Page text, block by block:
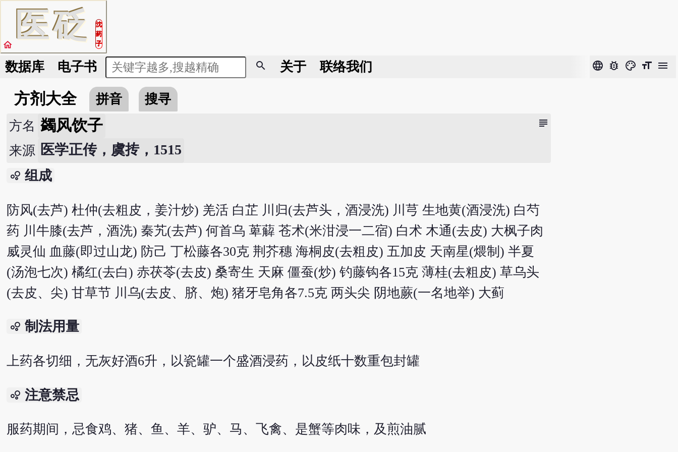
医砭
沈
药
子
home
数据库 电子书 search 关于 联络我们 language bug_report color_lens format_size menu
方剂大全 拼音 搜寻
subject
方名 蠲风饮子
来源 医学正传，虞抟，1515
bubble_chart 组成
防风(去芦) 杜仲(去粗皮，姜汁炒) 羌活 白芷 川归(去芦头，酒浸洗) 川芎 生地黄(酒浸洗) 白芍
药 川牛膝(去芦，酒洗) 秦艽(去芦) 何首乌 萆薢 苍术(米泔浸一二宿) 白术 木通(去皮) 大枫子肉
威灵仙 血藤(即过山龙) 防己 丁松藤各30克 荆芥穗 海桐皮(去粗皮) 五加皮 天南星(煨制) 半夏
(汤泡七次) 橘红(去白) 赤茯苓(去皮) 桑寄生 天麻 僵蚕(炒) 钓藤钩各15克 薄桂(去粗皮) 草乌头
(去皮、尖) 甘草节 川乌(去皮、脐、炮) 猪牙皂角各7.5克 两头尖 阴地蕨(一名地举) 大蓟
bubble_chart 制法用量
上药各切细，无灰好酒6升，以瓷罐一个盛酒浸药，以皮纸十数重包封罐
bubble_chart 注意禁忌
服药期间，忌食鸡、猪、鱼、羊、驴、马、飞禽、是蟹等肉味，及煎油腻